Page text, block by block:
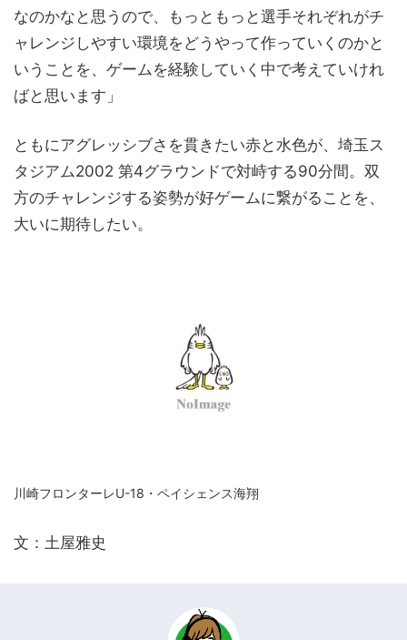
なのかなと思うので、もっともっと選手それぞれがチ
ャレンジしやすい環境をどうやって作っていくのかと
いうことを、ゲームを経験していく中で考えていけれ
ばと思います」
ともにアグレッシブさを貫きたい赤と水色が、埼玉ス
タジアム2002 第4グラウンドで対峙する90分間。双
方のチャレンジする姿勢が好ゲームに繋がることを、
大いに期待したい。
川崎フロンターレU-18・ペイシェンス海翔
文：土屋雅史